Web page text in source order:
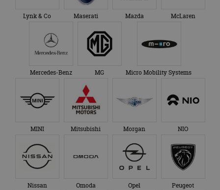
Lynk & Co Maserati Mazda McLaren
Mercedes-Benz MG Micro Mobility Systems
MINI Mitsubishi Morgan NIO
Nissan Omoda Opel Peugeot